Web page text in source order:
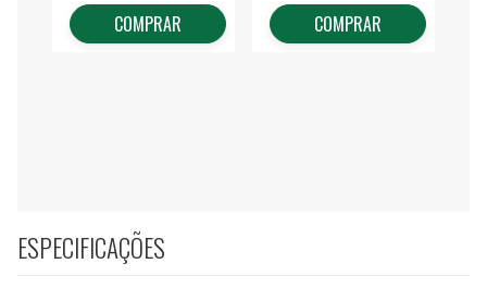
COMPRAR COMPRAR
ESPECIFICAÇÕES